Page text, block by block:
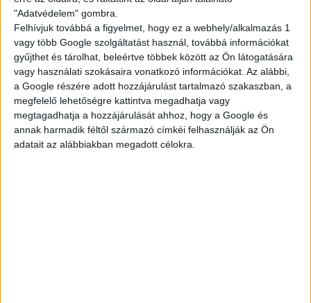
"Adatvédelem" gombra.
Felhívjuk továbbá a figyelmet, hogy ez a webhely/alkalmazás 1
vagy több Google szolgáltatást használ, továbbá információkat
gyűjthet és tárolhat, beleértve többek között az Ön látogatására
vagy használati szokásaira vonatkozó információkat. Az alábbi,
a Google részére adott hozzájárulást tartalmazó szakaszban, a
megfelelő lehetőségre kattintva megadhatja vagy
megtagadhatja a hozzájárulását ahhoz, hogy a Google és
annak harmadik féltől származó címkéi felhasználják az Ön
adatait az alábbiakban megadott célokra.
2.500,-Ft/óra